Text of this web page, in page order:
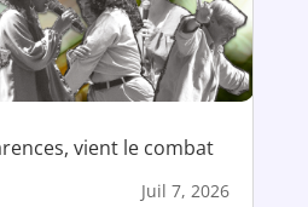
vient le combat
Juil 7, 2026